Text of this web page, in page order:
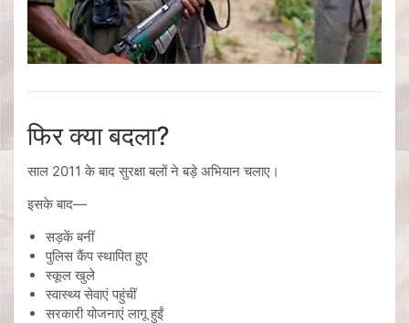
फिर क्या बदला?
साल 2011 के बाद सुरक्षा बलों ने बड़े अभियान चलाए।
इसके बाद—
सड़कें बनीं
पुलिस कैंप स्थापित हुए
स्कूल खुले
स्वास्थ्य सेवाएं पहुंचीं
सरकारी योजनाएं लागू हुईं